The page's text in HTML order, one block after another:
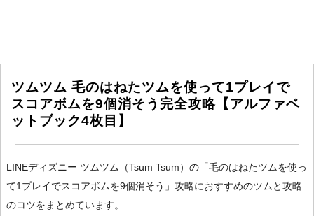
ツムツム 毛のはねたツムを使って1プレイで
スコアボムを9個消そう完全攻略【アルファベ
ットブック4枚目】
LINEディズニー ツムツム（Tsum Tsum）の「毛のはねたツムを使っ
て1プレイでスコアボムを9個消そう」攻略におすすめのツムと攻略
のコツをまとめています。